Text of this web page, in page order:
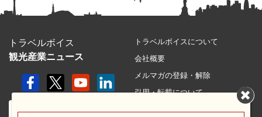
トラベルボイス
観光産業ニュース
トラベルボイスについて
会社概要
メルマガの登録・解除
引用・転載について